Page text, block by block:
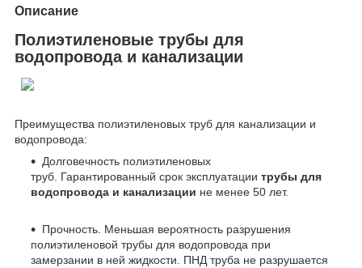
Описание
Полиэтиленовые трубы для
водопровода и канализации
Преимущества полиэтиленовых труб для канализации и
водопровода:
Долговечность полиэтиленовых
труб. Гарантированный срок эксплуатации трубы для
водопровода и канализации не менее 50 лет.
Прочность. Меньшая вероятность разрушения
полиэтиленовой трубы для водопровода при
замерзании в ней жидкости. ПНД труба не разрушается